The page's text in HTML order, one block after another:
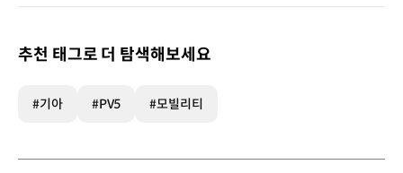
추천 태그로 더 탐색해보세요
#기아 #PV5 #모빌리티